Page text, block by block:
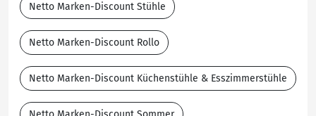
Netto Marken-Discount Stühle
Netto Marken-Discount Rollo
Netto Marken-Discount Küchenstühle & Esszimmerstühle